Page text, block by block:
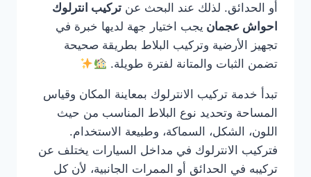
أو الحدائق. لذلك عند البحث عن تركيب انترلوك
احواش عجمان يجب اختيار جهة لديها خبرة في
تجهيز الأرضية وتركيب البلاط بطريقة صحيحة
تضمن الثبات والمتانة لفترة طويلة.
تبدأ خدمة تركيب الانترلوك بمعاينة المكان وقياس
المساحة وتحديد نوع البلاط المناسب من حيث
اللون، الشكل، السماكة، وطبيعة الاستخدام.
فتركيب الانترلوك في مداخل السيارات يختلف عن
تركيبه في الحدائق أو الممرات الجانبية، لأن كل